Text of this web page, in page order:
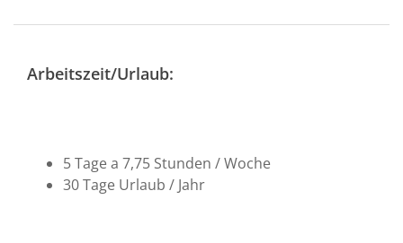
Arbeitszeit/Urlaub:
5 Tage a 7,75 Stunden / Woche
30 Tage Urlaub / Jahr